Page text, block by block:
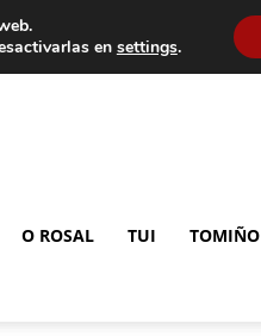
O ROSAL TUI TOMIÑO
en settings.